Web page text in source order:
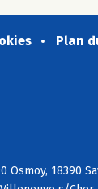
Plan
18390